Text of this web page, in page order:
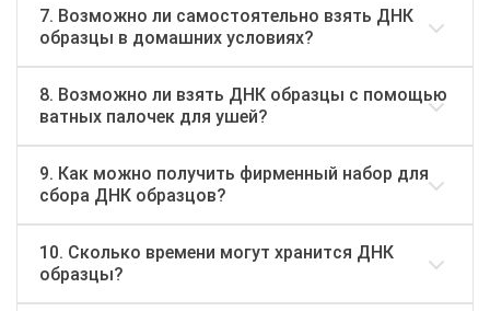
7. Возможно ли самостоятельно взять ДНК
образцы в домашних условиях?
8. Возможно ли взять ДНК образцы с помощью
ватных палочек для ушей?
9. Как можно получить фирменный набор для
сбора ДНК образцов?
10. Сколько времени могут хранится ДНК
образцы?